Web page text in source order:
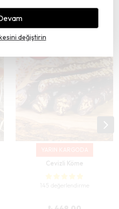
değiştirin
YARIN KARGODA
Cevizli Köme
145 değerlendirme